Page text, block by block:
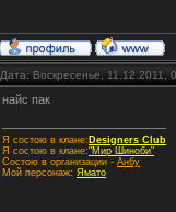
Дата: Воскресенье,
найс пак
Я состою в клане: Designers Club
Я состою в клане:"Мир Шиноби"
Состою в организации - Анбу
Мой персонаж: Ямато